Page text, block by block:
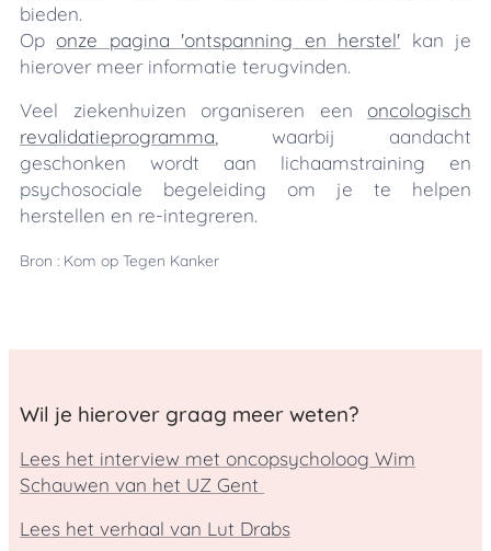
bieden.
Op onze pagina 'ontspanning en herstel' kan je
hierover meer informatie terugvinden.
Veel ziekenhuizen organiseren een oncologisch
revalidatieprogramma , waarbij aandacht
geschonken wordt aan lichaamstraining en
psychosociale begeleiding om je te helpen
herstellen en re-integreren.
Bron : Kom op Tegen Kanker
Wil je hierover graag meer weten?
Lees het interview met oncopsycholoog Wim
Schauwen van het UZ Gent
Lees het verhaal van Lut Drabs